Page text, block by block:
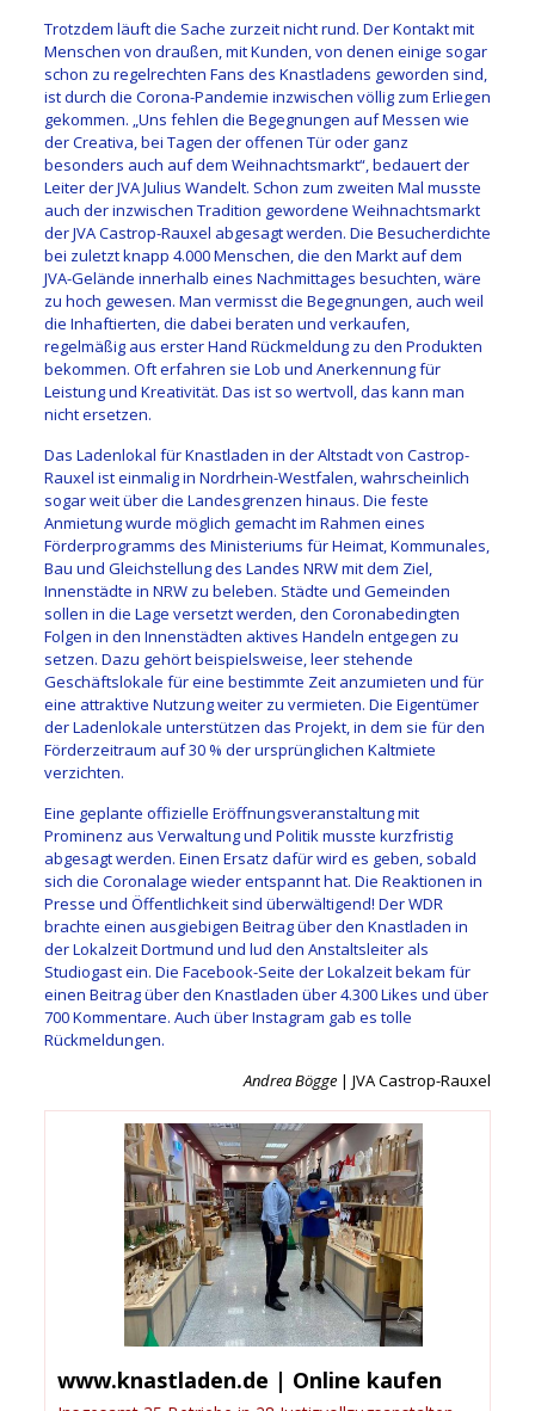
Trotzdem läuft die Sache zurzeit nicht rund. Der Kontakt mit
Menschen von draußen, mit Kunden, von denen einige sogar
schon zu regelrechten Fans des Knastladens geworden sind,
ist durch die Corona-Pandemie inzwischen völlig zum Erliegen
gekommen. „Uns fehlen die Begegnungen auf Messen wie
der Creativa, bei Tagen der offenen Tür oder ganz
besonders auch auf dem Weihnachtsmarkt“, bedauert der
Leiter der JVA Julius Wandelt. Schon zum zweiten Mal musste
auch der inzwischen Tradition gewordene Weihnachtsmarkt
der JVA Castrop-Rauxel abgesagt werden. Die Besucherdichte
bei zuletzt knapp 4.000 Menschen, die den Markt auf dem
JVA-Gelände innerhalb eines Nachmittages besuchten, wäre
zu hoch gewesen. Man vermisst die Begegnungen, auch weil
die Inhaftierten, die dabei beraten und verkaufen,
regelmäßig aus erster Hand Rückmeldung zu den Produkten
bekommen. Oft erfahren sie Lob und Anerkennung für
Leistung und Kreativität. Das ist so wertvoll, das kann man
nicht ersetzen.
Das Ladenlokal für Knastladen in der Altstadt von Castrop-
Rauxel ist einmalig in Nordrhein-Westfalen, wahrscheinlich
sogar weit über die Landesgrenzen hinaus. Die feste
Anmietung wurde möglich gemacht im Rahmen eines
Förderprogramms des Ministeriums für Heimat, Kommunales,
Bau und Gleichstellung des Landes NRW mit dem Ziel,
Innenstädte in NRW zu beleben. Städte und Gemeinden
sollen in die Lage versetzt werden, den Coronabedingten
Folgen in den Innenstädten aktives Handeln entgegen zu
setzen. Dazu gehört beispielsweise, leer stehende
Geschäftslokale für eine bestimmte Zeit anzumieten und für
eine attraktive Nutzung weiter zu vermieten. Die Eigentümer
der Ladenlokale unterstützen das Projekt, in dem sie für den
Förderzeitraum auf 30 % der ursprünglichen Kaltmiete
verzichten.
Eine geplante offizielle Eröffnungsveranstaltung mit
Prominenz aus Verwaltung und Politik musste kurzfristig
abgesagt werden. Einen Ersatz dafür wird es geben, sobald
sich die Coronalage wieder entspannt hat. Die Reaktionen in
Presse und Öffentlichkeit sind überwältigend! Der WDR
brachte einen ausgiebigen Beitrag über den Knastladen in
der Lokalzeit Dortmund und lud den Anstaltsleiter als
Studiogast ein. Die Facebook-Seite der Lokalzeit bekam für
einen Beitrag über den Knastladen über 4.300 Likes und über
700 Kommentare. Auch über Instagram gab es tolle
Rückmeldungen.
Andrea Bögge | JVA Castrop-Rauxel
www.knastladen.de | Online kaufen